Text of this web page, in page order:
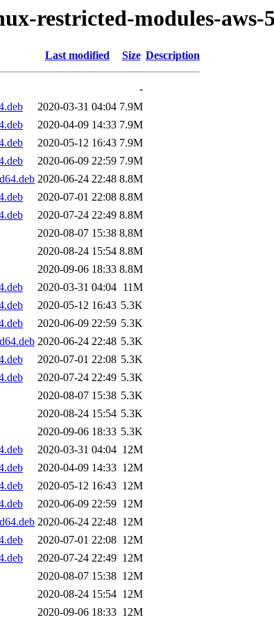
restricted-modules-aws-
Last modified Size Description
-
2020-03-31 04:04 7.9M
2020-04-09 14:33 7.9M
2020-05-12 16:43 7.9M
2020-06-09 22:59 7.9M
2020-06-24 22:48 8.8M
2020-07-01 22:08 8.8M
2020-07-24 22:49 8.8M
2020-08-07 15:38 8.8M
2020-08-24 15:54 8.8M
2020-09-06 18:33 8.8M
2020-03-31 04:04 11M
2020-05-12 16:43 5.3K
2020-06-09 22:59 5.3K
2020-06-24 22:48 5.3K
2020-07-01 22:08 5.3K
2020-07-24 22:49 5.3K
2020-08-07 15:38 5.3K
2020-08-24 15:54 5.3K
2020-09-06 18:33 5.3K
2020-03-31 04:04 12M
2020-04-09 14:33 12M
2020-05-12 16:43 12M
2020-06-09 22:59 12M
2020-06-24 22:48 12M
2020-07-01 22:08 12M
2020-07-24 22:49 12M
2020-08-07 15:38 12M
2020-08-24 15:54 12M
2020-09-06 18:33 12M